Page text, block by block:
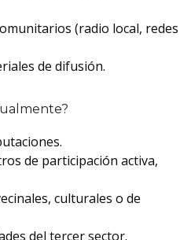
(radio local, redes
de difusión.
de participación activa,
culturales o de
del tercer sector.